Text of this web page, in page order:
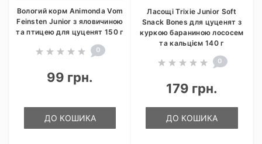
Вологий корм Animonda Vom
Feinsten Junior з яловичиною
та птицею для цуценят 150 г
0
99 грн.
ДО КОШИКА
Ласощі Trixie Junior Soft
Snack Bones для цуценят з
куркою бараниною лососем
та кальцієм 140 г
0
179 грн.
ДО КОШИКА